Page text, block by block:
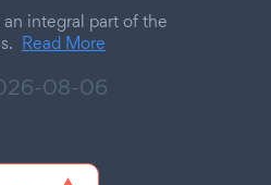
integral part of the
Read More
08-06